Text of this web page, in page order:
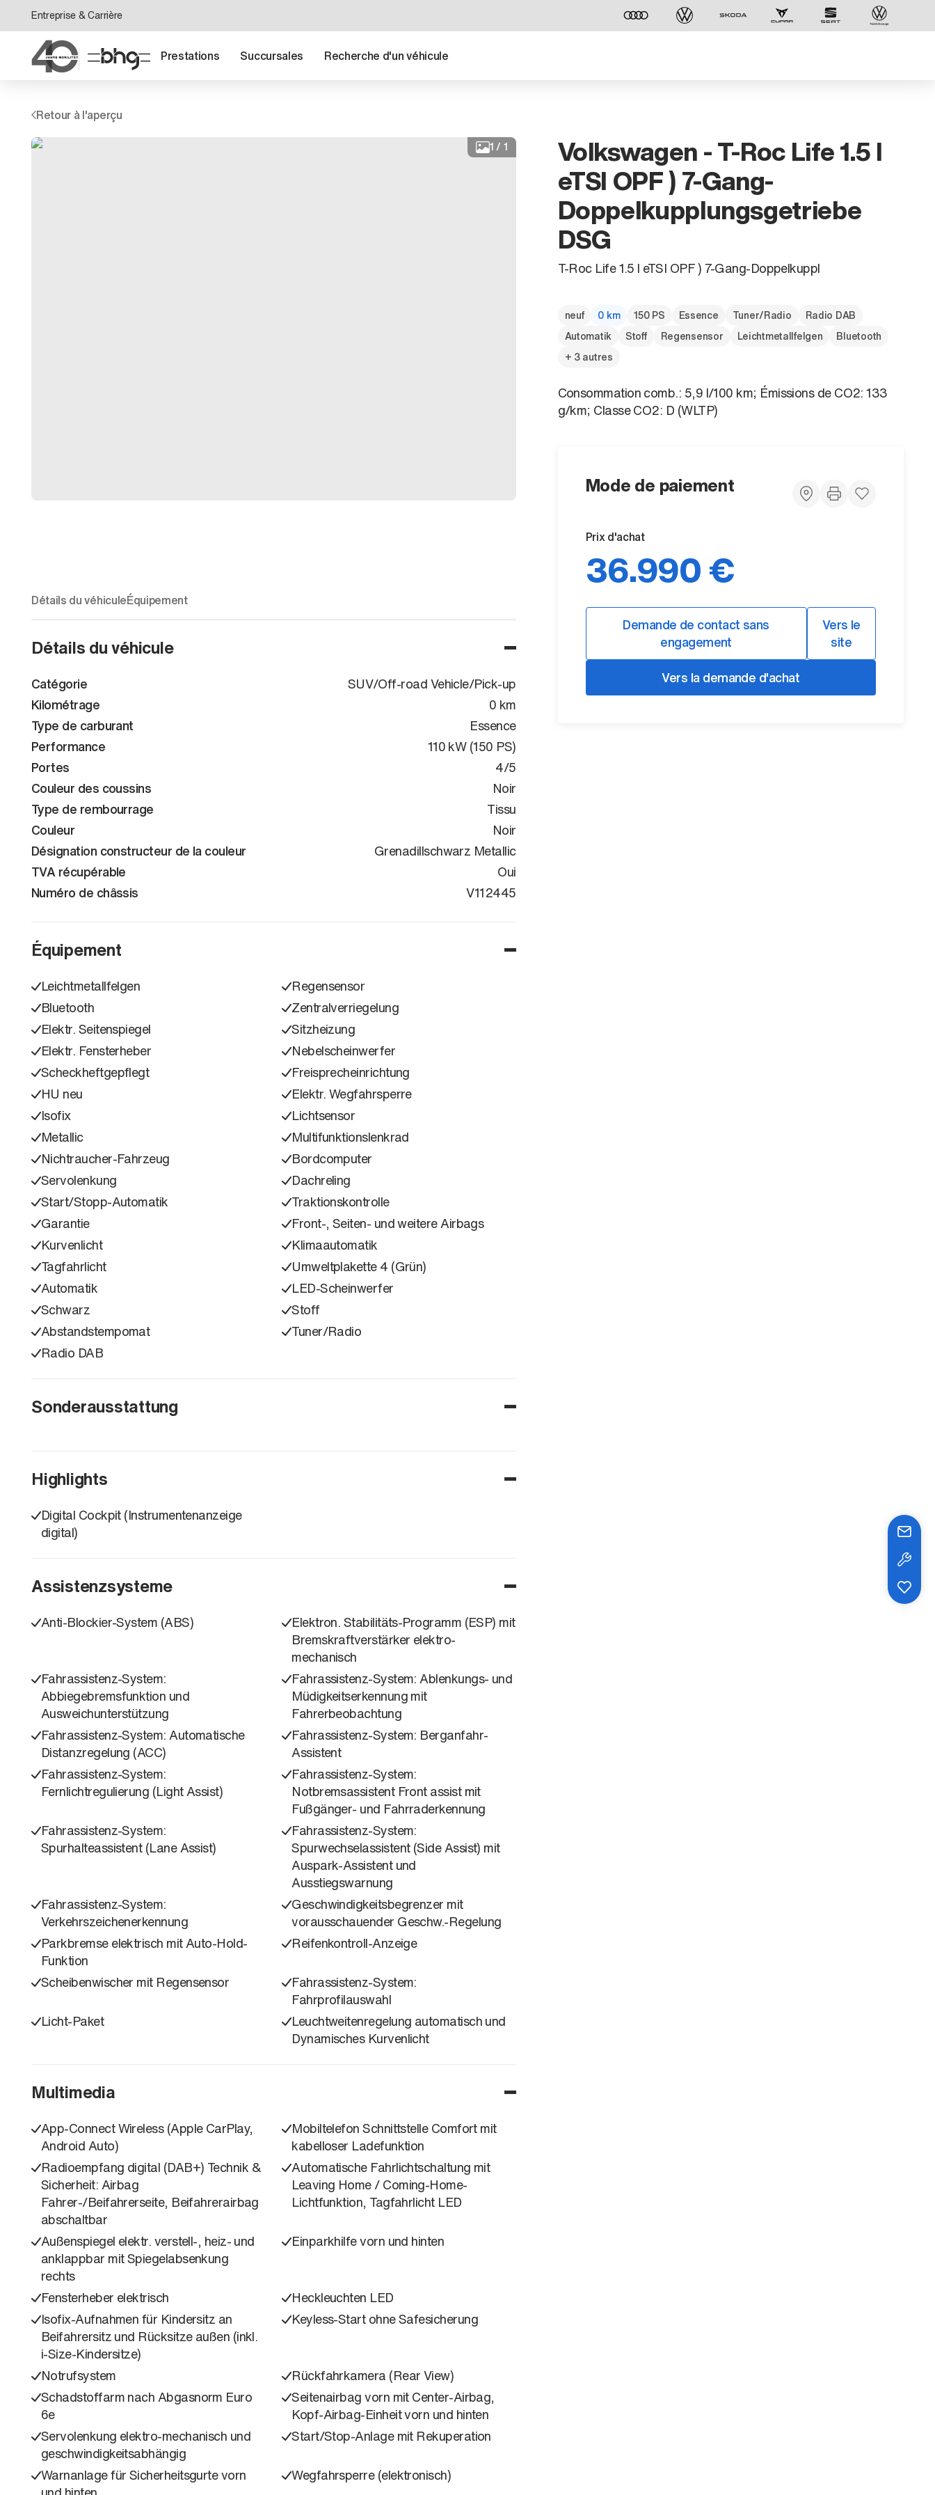
Entreprise & Carrière
Prestations Succursales Recherche d'un véhicule
Retour à l'aperçu
Détails du véhiculeÉquipement
Détails du véhicule
Catégorie
SUV/Off-road Vehicle/Pick-up
Kilométrage
0 km
Type de carburant
Essence
Performance
110 kW (150 PS)
Portes
4/5
Couleur des coussins
Noir
Type de rembourrage
Tissu
Couleur
Noir
Désignation constructeur de la couleur
Grenadillschwarz Metallic
TVA récupérable
Oui
Numéro de châssis
WVGZZZA29TV112445
Équipement
Leichtmetallfelgen
Regensensor
Bluetooth
Zentralverriegelung
Elektr. Seitenspiegel
Sitzheizung
Elektr. Fensterheber
Nebelscheinwerfer
Scheckheftgepflegt
Freisprecheinrichtung
HU neu
Elektr. Wegfahrsperre
Isofix
Lichtsensor
Metallic
Multifunktionslenkrad
Nichtraucher-Fahrzeug
Bordcomputer
Servolenkung
Dachreling
Start/Stopp-Automatik
Traktionskontrolle
Garantie
Front-, Seiten- und weitere Airbags
Kurvenlicht
Klimaautomatik
Tagfahrlicht
Umweltplakette 4 (Grün)
Automatik
LED-Scheinwerfer
Schwarz
Stoff
Abstandstempomat
Tuner/Radio
Radio DAB
Sonderausstattung
Highlights
Digital Cockpit (Instrumentenanzeige
digital)
Assistenzsysteme
Anti-Blockier-System (ABS)
Elektron. Stabilitäts-Programm (ESP) mit
Bremskraftverstärker elektro-
mechanisch
Fahrassistenz-System:
Abbiegebremsfunktion und
Ausweichunterstützung
Fahrassistenz-System: Ablenkungs- und
Müdigkeitserkennung mit
Fahrerbeobachtung
Fahrassistenz-System: Automatische
Distanzregelung (ACC)
Fahrassistenz-System: Berganfahr-
Assistent
Fahrassistenz-System:
Fernlichtregulierung (Light Assist)
Fahrassistenz-System:
Notbremsassistent Front assist mit
Fußgänger- und Fahrraderkennung
Fahrassistenz-System:
Spurhalteassistent (Lane Assist)
Fahrassistenz-System:
Spurwechselassistent (Side Assist) mit
Auspark-Assistent und
Ausstiegswarnung
Fahrassistenz-System:
Verkehrszeichenerkennung
Geschwindigkeitsbegrenzer mit
vorausschauender Geschw.-Regelung
Parkbremse elektrisch mit Auto-Hold-
Funktion
Reifenkontroll-Anzeige
Scheibenwischer mit Regensensor
Fahrassistenz-System:
Fahrprofilauswahl
Licht-Paket
Leuchtweitenregelung automatisch und
Dynamisches Kurvenlicht
Multimedia
App-Connect Wireless (Apple CarPlay,
Android Auto)
Mobiltelefon Schnittstelle Comfort mit
kabelloser Ladefunktion
Radioempfang digital (DAB+) Technik &
Sicherheit: Airbag
Fahrer-/Beifahrerseite, Beifahrerairbag
abschaltbar
Automatische Fahrlichtschaltung mit
Leaving Home / Coming-Home-
Lichtfunktion, Tagfahrlicht LED
Außenspiegel elektr. verstell-, heiz- und
anklappbar mit Spiegelabsenkung
rechts
Einparkhilfe vorn und hinten
Fensterheber elektrisch
Heckleuchten LED
Isofix-Aufnahmen für Kindersitz an
Beifahrersitz und Rücksitze außen (inkl.
i-Size-Kindersitze)
Keyless-Start ohne Safesicherung
Notrufsystem
Rückfahrkamera (Rear View)
Schadstoffarm nach Abgasnorm Euro
6e
Seitenairbag vorn mit Center-Airbag,
Kopf-Airbag-Einheit vorn und hinten
Servolenkung elektro-mechanisch und
geschwindigkeitsabhängig
Start/Stop-Anlage mit Rekuperation
Warnanlage für Sicherheitsgurte vorn
Wegfahrsperre (elektronisch)
1/ 1 Volkswagen - T-Roc Life 1.5 l
eTSI OPF ) 7-Gang-
Doppelkupplungsgetriebe
DSG
T-Roc Life 1.5 l eTSI OPF ) 7-Gang-Doppelkuppl
neuf 0 km 150 PS Essence Tuner/Radio
Radio DAB
Automatik
Stoff Regensensor Leichtmetallfelgen
Bluetooth
+ 3 autres
Consommation comb.: 5,9 l/100 km; Émissions de CO2: 133
g/km; Classe CO2: D (WLTP)
Mode de paiement
Prix d'achat
36.990 €
Demande de contact sans
engagement
Vers le
site
Vers la demande d'achat